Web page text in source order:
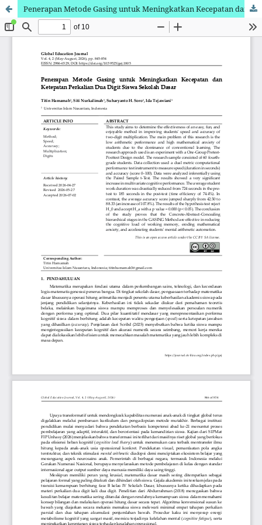
Penerapan Metode Gasing untuk Meningkatkan Kecepatan dan Ketepatan Perkalian Dua Digit Siswa Sekolah Dasar